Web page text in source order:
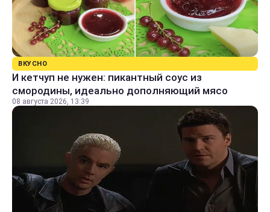
ВКУСНО
И кетчуп не нужен: пикантный соус из
смородины, идеально дополняющий мясо
08 августа 2026, 13:39